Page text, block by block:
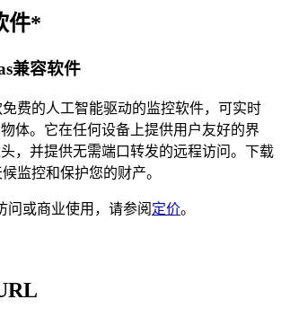
件*
兼容软件
费的人工智能驱动的监控软件，可实时
体。它在任何设备上提供用户友好的界
，并提供无需端口转发的远程访问。下载
监控和保护您的财产。
问或商业使用，请参阅 定价。